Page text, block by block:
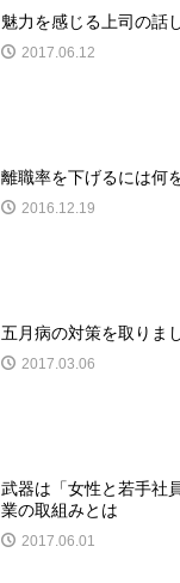
魅力を感じる上司の話
2017.06.12
離職率を下げるには何
2016.12.19
五月病の対策を取りま
2017.03.06
武器は「女性と若手
業の取組みとは
2017.06.01